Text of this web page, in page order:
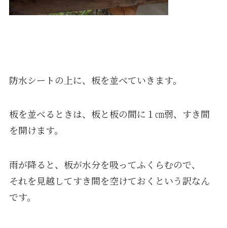
防水シートの上に、板を並べていきます。
板を並べるときは、板と板の間に１㎝弱、すき間
を開けます。
雨が降ると、板が水分を吸ってふくらむので、
それを見越してすき間を空けておくという訳なん
です。